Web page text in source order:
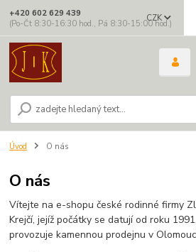
CZK
+420 602 629 439
(Po-Čt 8:30-16:30 hod., Pá 8:30-15:00 hod.)
Úvod O nás
O nás
Vítejte na e-shopu české rodinné firmy
Krejčí, jejíž počátky se datují od roku
provozuje kamennou prodejnu v